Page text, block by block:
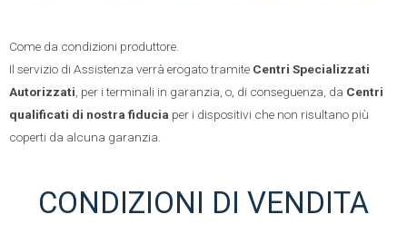
Come da condizioni produttore.
Il servizio di Assistenza verrà erogato tramite Centri Specializzati
Autorizzati , per i terminali in garanzia, o, di conseguenza, da Centri
qualificati di nostra fiducia per i dispositivi che non risultano più
coperti da alcuna garanzia.
CONDIZIONI DI VENDITA